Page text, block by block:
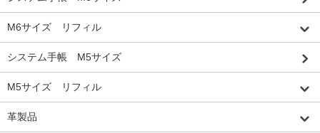
M6サイズ リフィル
システム手帳 M5サイズ
M5サイズ リフィル
革製品